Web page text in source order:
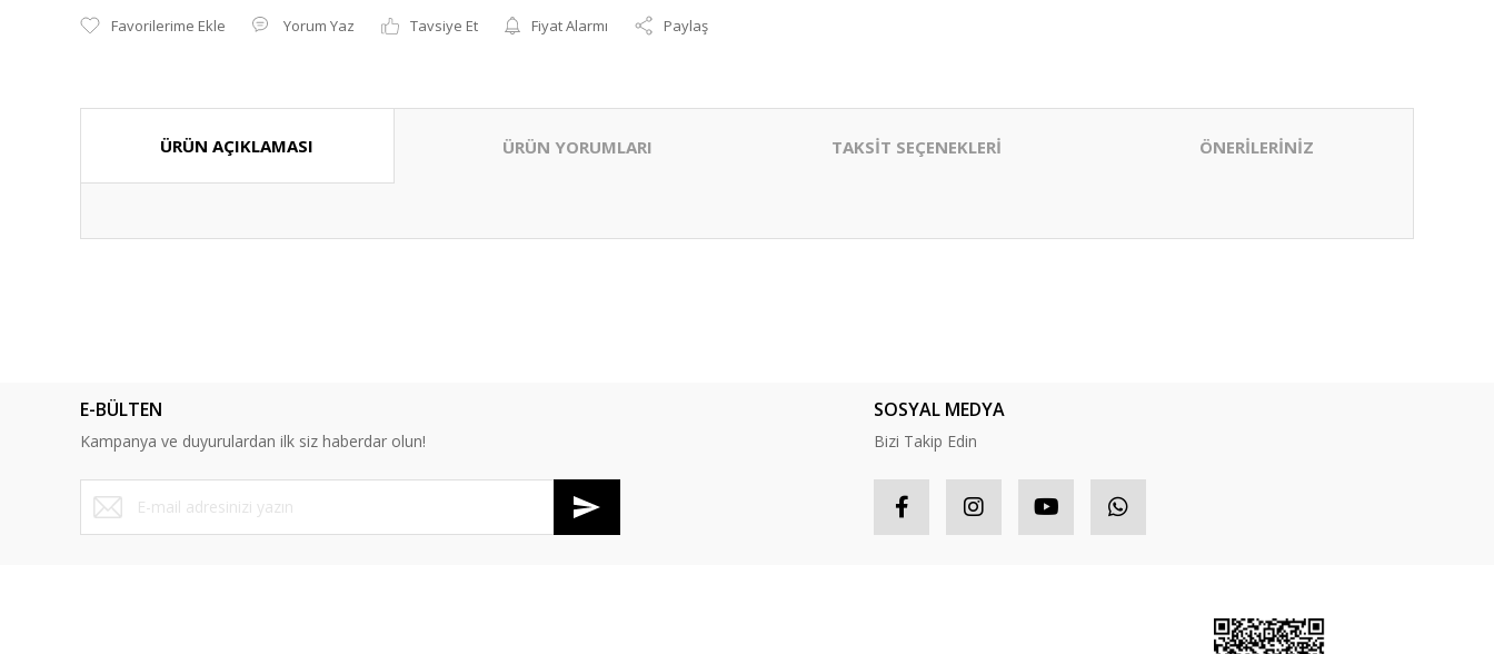
Yorum Yaz Tavsiye Et Fiyat Alarmı Paylaş
ÜRÜN AÇIKLAMASI ÜRÜN YORUMLARI TAKSİT SEÇENEKLERİ ÖNERİLERİNİZ
Ürün bilgilerinde hatalar bulunuyor.
Ürün fiyatı diğer sitelerden daha pahalı.
Bu ürüne benzer farklı alternatifler olmalı.
E-BÜLTEN
Kampanya ve duyurulardan ilk siz haberdar olun!
SOSYAL MEDYA
Bizi Takip Edin